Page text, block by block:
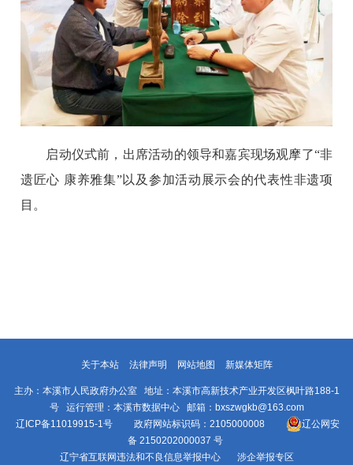
启动仪式前，出席活动的领导和嘉宾现场观摩了“非
遗匠心 康养雅集”以及参加活动展示会的代表性非遗项
目。
关于本站 法律声明 网站地图 新媒体矩阵
主办：本溪市人民政府办公室 地址：本溪市高新技术产业开发区枫叶路188-1
号 运行管理：本溪市数据中心 邮箱：bxszwgkb@163.com
辽ICP备11019915-1号 政府网站标识码：2105000008
辽公网安
备 2150202000037 号
辽宁省互联网违法和不良信息举报中心
涉企举报专区